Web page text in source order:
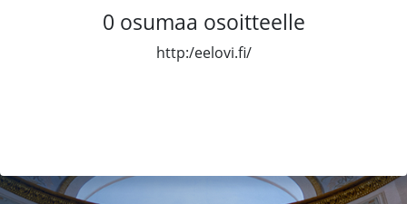
0 osumaa osoitteelle
http:/eelovi.fi/